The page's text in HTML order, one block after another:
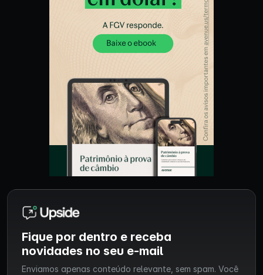
Fique por dentro e receba
novidades no seu e-mail
Enviamos apenas conteúdo relevante, sem spam. Você